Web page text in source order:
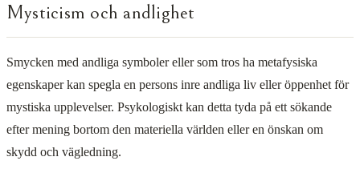
Mysticism och andlighet
Smycken med andliga symboler eller som tros ha metafysiska
egenskaper kan spegla en persons inre andliga liv eller öppenhet för
mystiska upplevelser. Psykologiskt kan detta tyda på ett sökande
efter mening bortom den materiella världen eller en önskan om
skydd och vägledning.